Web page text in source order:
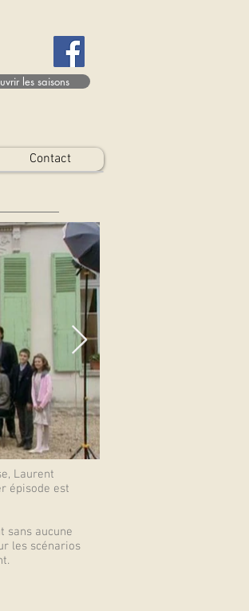
les saisons
Contact
Laurent
épisode est
sans aucune
les scénarios